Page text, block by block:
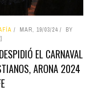
MAR, 19/03/24
BY
EL CARNAVAL
ARONA 2024